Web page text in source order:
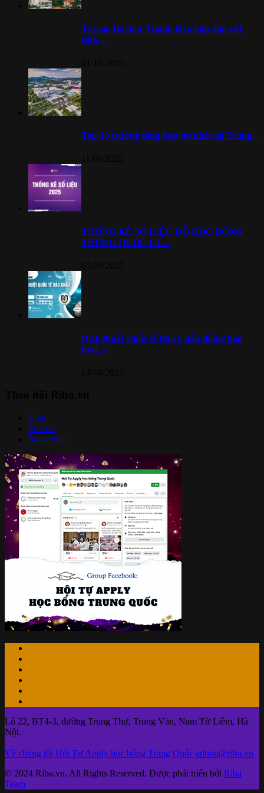
Tại sao Đại học Thanh Đảo hấp dẫn với
sinh ..
Top 10 trường tổng hợp tốt nhất tại Trung ..
THỐNG KÊ SỐ LIỆU ĐỖ HỌC BỔNG
TRUNG QUỐC CỦ ..
Dịch thuật Quốc tế Bảo Châu thông báo
tuyể ..
Like
Follow
Subscribe
Lô 22, BT4-3, đường Trung Thư, Trung Văn, Nam Từ Liêm, Hà
Nội.
Về chúng tôi Hội Tự Apply học bổng Trung Quốc admin@riba.vn
© 2024 Riba.vn. All Rights Reserved. Được phát triển bởi Riba
Team